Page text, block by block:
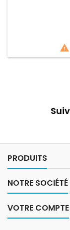

PRODUITS
NOTRE SOCIÉTÉ
VOTRE COMPTE